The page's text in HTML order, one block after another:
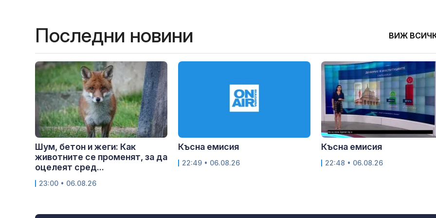
Последни новини ВИЖ
Шум, бетон и жеги: Как
животните се променят, за да
оцелеят сред...
23:00 • 06.08.26
Късна емисия
22:49 • 06.08.26
Късна емисия
22:48 • 06.08.26